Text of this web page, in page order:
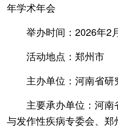
年学术年会
举办时间：2026年2
活动地点：郑州市
主办单位：河南省研
主要承办单位：河南
与发作性疾病专委会、